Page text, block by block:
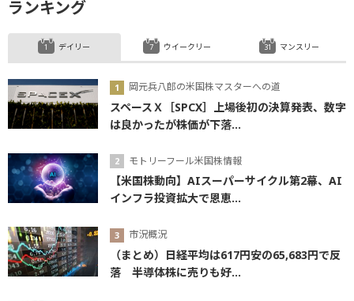
ランキング
デイリー
岡元兵八郎の米国株マスターへの道
スペースＸ［SPCX］上場後初の決算発表、数字
は良かったが株価が下落...
モトリーフール米国株情報
【米国株動向】AIスーパーサイクル第2幕、AI
インフラ投資拡大で恩恵...
市況概況
（まとめ）日経平均は617円安の65,683円で反
落 半導体株に売りも好...
ウイークリー マンスリー